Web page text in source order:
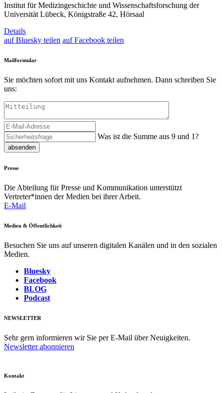
Institut für Medizingeschichte und Wissenschaftsforschung der
Universität Lübeck, Königstraße 42, Hörsaal
Details
auf Bluesky teilen auf Facebook teilen
Mailformular
Sie möchten sofort mit uns Kontakt aufnehmen. Dann schreiben Sie
uns:
Was ist die Summe aus 9 und 1?
absenden
Presse
Die Abteilung für Presse und Kommunikation unterstützt
Vertreter*innen der Medien bei ihrer Arbeit.
E-Mail
Medien & Öffentlichkeit
Besuchen Sie uns auf unseren digitalen Kanälen und in den sozialen
Medien.
Bluesky
Facebook
BLOG
Podcast
NEWSLETTER
Sehr gern informieren wir Sie per E-Mail über Neuigkeiten.
Newsletter abonnieren
Kontakt